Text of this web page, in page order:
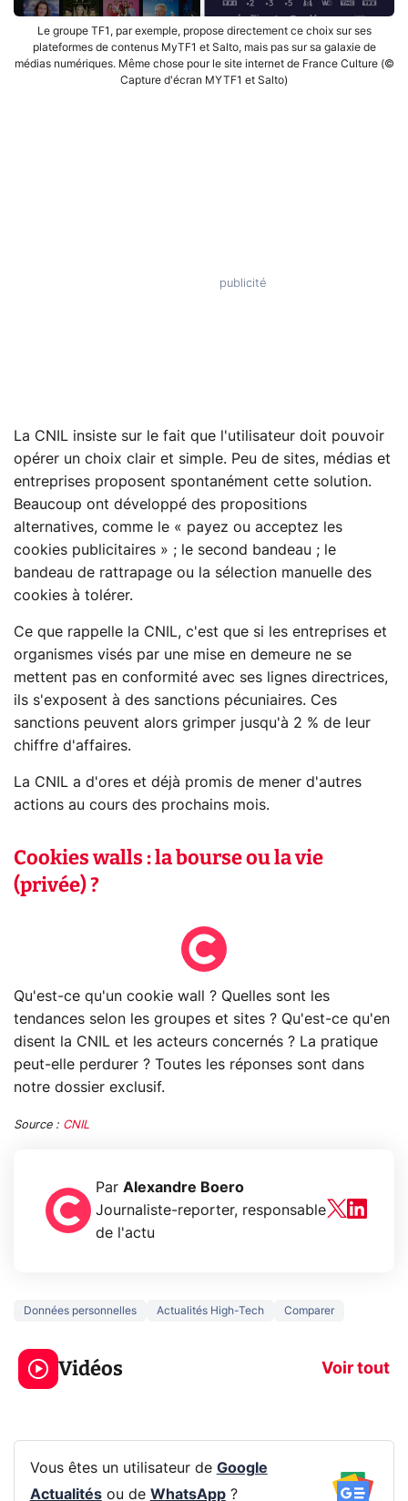
Le groupe TF1, par exemple, propose directement ce choix sur ses
plateformes de contenus MyTF1 et Salto, mais pas sur sa galaxie de
médias numériques. Même chose pour le site internet de France Culture (©
Capture d'écran MYTF1 et Salto)
La CNIL insiste sur le fait que l'utilisateur doit pouvoir
opérer un choix clair et simple. Peu de sites, médias et
entreprises proposent spontanément cette solution.
Beaucoup ont développé des propositions
alternatives, comme le « payez ou acceptez les
cookies publicitaires » ; le second bandeau ; le
bandeau de rattrapage ou la sélection manuelle des
cookies à tolérer.
Ce que rappelle la CNIL, c'est que si les entreprises et
organismes visés par une mise en demeure ne se
mettent pas en conformité avec ses lignes directrices,
ils s'exposent à des sanctions pécuniaires. Ces
sanctions peuvent alors grimper jusqu'à 2 % de leur
chiffre d'affaires.
La CNIL a d'ores et déjà promis de mener d'autres
actions au cours des prochains mois.
Cookies walls : la bourse ou la vie
(privée) ?
Qu'est-ce qu'un cookie wall ? Quelles sont les
tendances selon les groupes et sites ? Qu'est-ce qu'en
disent la CNIL et les acteurs concernés ? La pratique
peut-elle perdurer ? Toutes les réponses sont dans
notre dossier exclusif.
Source : CNIL
Par Alexandre Boero
Journaliste-reporter, responsable
de l'actu
Données personnelles Actualités High-Tech Comparer
Vidéos Voir tout
3 écrans en 1 pour
319€ ? Voici L'AOC
CQ32G4ZA !
5
prochaine
Vous êtes un utilisateur de Google
Actualitésou de WhatsApp?